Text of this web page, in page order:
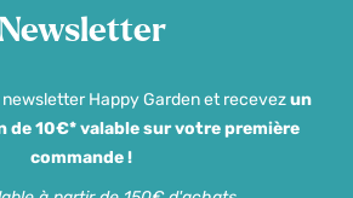
Newsletter
Happy Garden et recevezun
de 10€* valable sur votre première
commande !